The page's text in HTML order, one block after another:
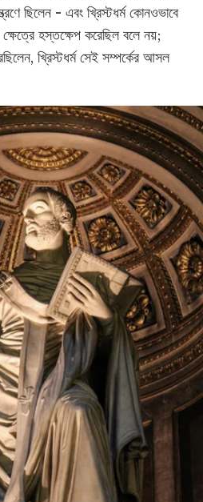
ছিলেন - এবং খ্রিস্টধর্ম কোনওভাবে
ক্ষেত্রে হস্তক্ষেপ করেছিল বলে নয়;
খ্রিস্টধর্ম সেই সম্পর্কের আসল